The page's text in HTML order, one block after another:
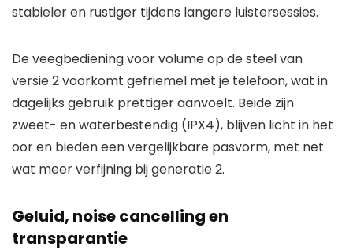
stabieler en rustiger tijdens langere luistersessies.
De veegbediening voor volume op de steel van
versie 2 voorkomt gefriemel met je telefoon, wat in
dagelijks gebruik prettiger aanvoelt. Beide zijn
zweet- en waterbestendig (IPX4), blijven licht in het
oor en bieden een vergelijkbare pasvorm, met net
wat meer verfijning bij generatie 2.
Geluid, noise cancelling en
transparantie